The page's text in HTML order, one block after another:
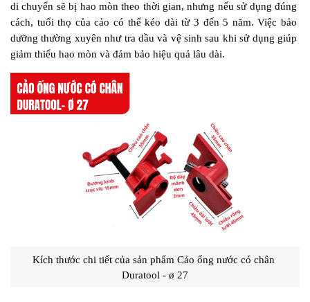
di chuyển sẽ bị hao mòn theo thời gian, nhưng nếu sử dụng đúng
cách, tuổi thọ của cảo có thể kéo dài từ 3 đến 5 năm. Việc bảo
dưỡng thường xuyên như tra dầu và vệ sinh sau khi sử dụng giúp
giảm thiểu hao mòn và đảm bảo hiệu quả lâu dài.
Kích thước chi tiết của sản phẩm Cảo ống nước có chân
Duratool - ø 27